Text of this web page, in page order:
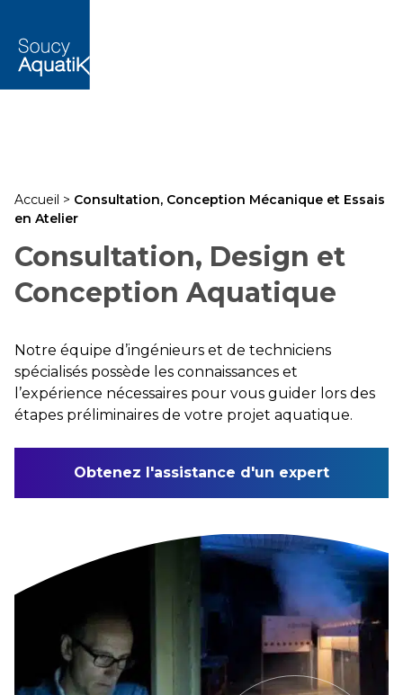
Accueil > Consultation, Conception Mécanique et Essais
en Atelier
Consultation, Design et
Conception Aquatique
Notre équipe d’ingénieurs et de techniciens
spécialisés possède les connaissances et
l’expérience nécessaires pour vous guider lors des
étapes préliminaires de votre projet aquatique.
Obtenez l'assistance d'un expert